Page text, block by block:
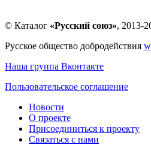
© Каталог «Русский союз», 2013-
Русское общество добродействия
Наша группа Вконтакте
Пользовательское соглашение
Новости
О проекте
Присоединиться к проекту
Связаться с нами